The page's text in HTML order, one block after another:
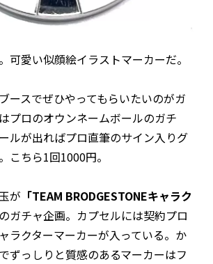
可愛い似顔絵イラストマーカーだ。
ースでぜひやってもらいたいのがガ
プロのオウンネームボールのガチ
ルが出ればプロ直筆のサイン入りグ
こちら1回1000円。
が 「TEAM BRODGESTONEキャラク
のガチャ企画。カプセルには契約プロ
ラクターマーカーが入っている。か
ずっしりと質感のあるマーカーはフ